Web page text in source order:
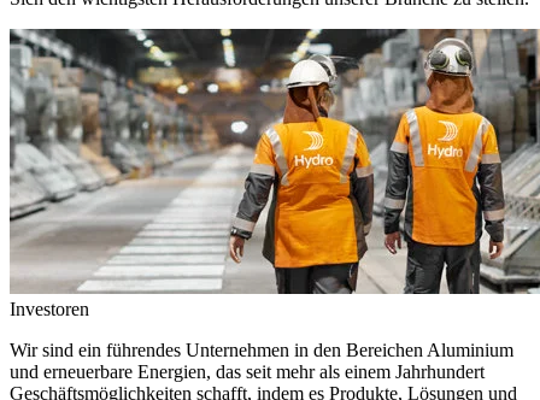
Investoren
Wir sind ein führendes Unternehmen in den Bereichen Aluminium
und erneuerbare Energien, das seit mehr als einem Jahrhundert
Geschäftsmöglichkeiten schafft, indem es Produkte, Lösungen und